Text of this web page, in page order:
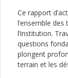
Ce rapport
l’ensemble
l’institution.
questions
plongent
terrain et les